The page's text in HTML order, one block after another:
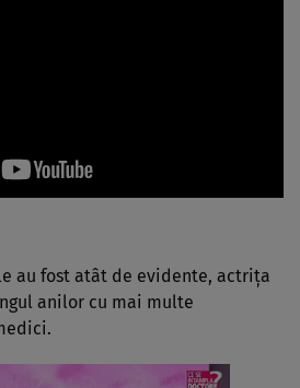
au fost atât de evidente, actrița
anilor cu mai multe